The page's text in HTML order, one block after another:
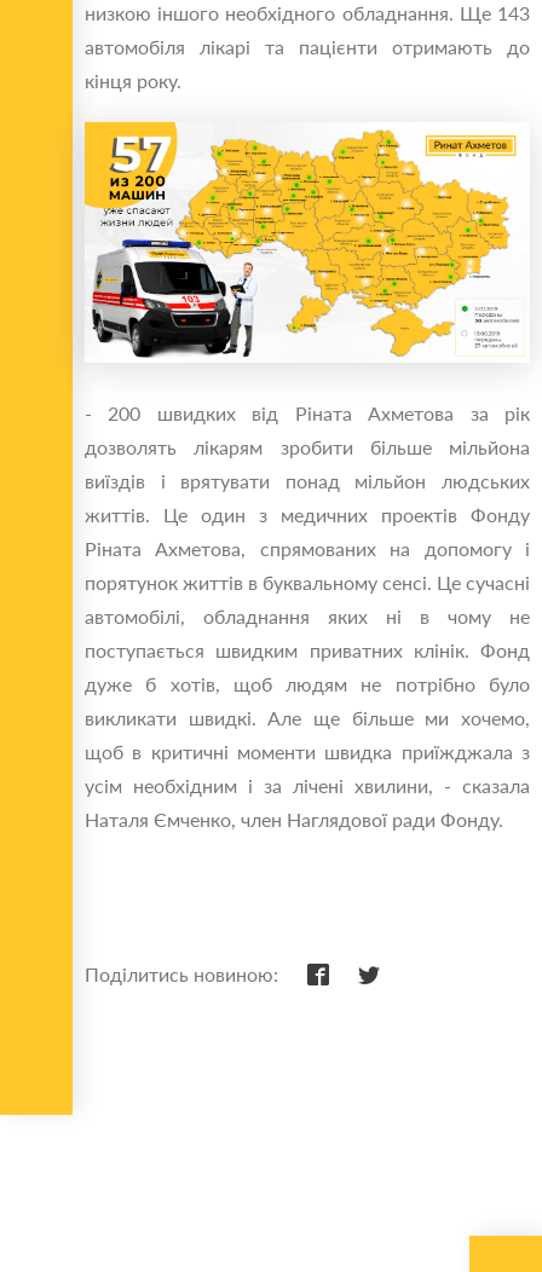
низкою іншого необхідного обладнання. Ще 143
автомобіля лікарі та пацієнти отримають до
кінця року.
- 200 швидких від Ріната Ахметова за рік
дозволять лікарям зробити більше мільйона
виїздів і врятувати понад мільйон людських
життів. Це один з медичних проектів Фонду
Ріната Ахметова, спрямованих на допомогу і
порятунок життів в буквальному сенсі. Це сучасні
автомобілі, обладнання яких ні в чому не
поступається швидким приватних клінік. Фонд
дуже б хотів, щоб людям не потрібно було
викликати швидкі. Але ще більше ми хочемо,
щоб в критичні моменти швидка приїжджала з
усім необхідним і за лічені хвилини, - сказала
Наталя Ємченко, член Наглядової ради Фонду.
Поділитись новиною: